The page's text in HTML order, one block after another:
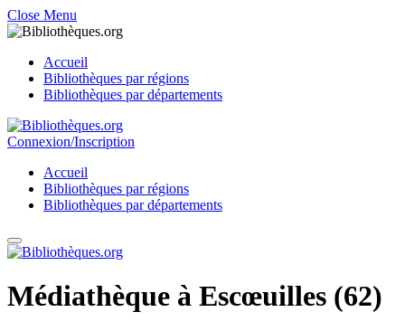
Close Menu
Accueil
Bibliothèques par régions
Bibliothèques par départements
Connexion/Inscription
Accueil
Bibliothèques par régions
Bibliothèques par départements
Médiathèque à Escœuilles (62)